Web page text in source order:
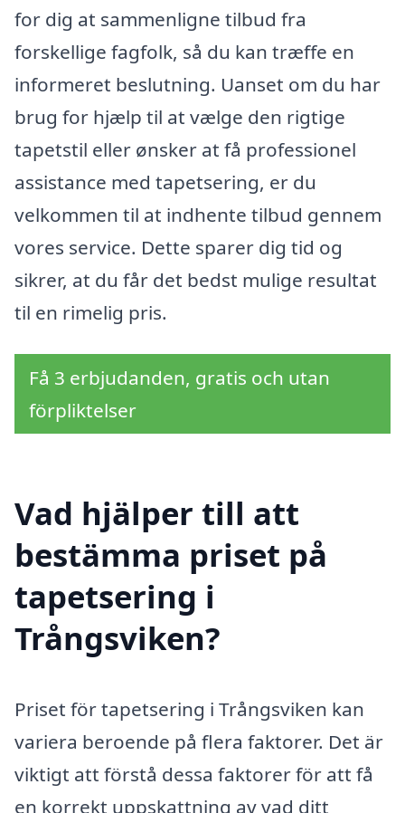
for dig at sammenligne tilbud fra
forskellige fagfolk, så du kan træffe en
informeret beslutning. Uanset om du har
brug for hjælp til at vælge den rigtige
tapetstil eller ønsker at få professionel
assistance med tapetsering, er du
velkommen til at indhente tilbud gennem
vores service. Dette sparer dig tid og
sikrer, at du får det bedst mulige resultat
til en rimelig pris.
Få 3 erbjudanden, gratis och utan
förpliktelser
Vad hjälper till att
bestämma priset på
tapetsering i
Trångsviken?
Priset för tapetsering i Trångsviken kan
variera beroende på flera faktorer. Det är
viktigt att förstå dessa faktorer för att få
en korrekt uppskattning av vad ditt